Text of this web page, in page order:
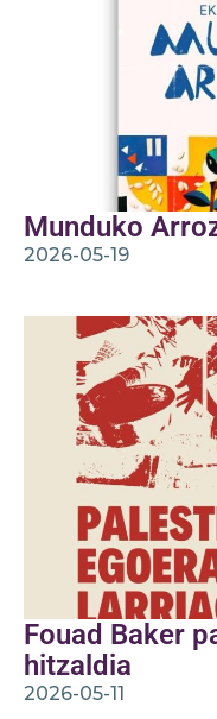
Munduko
2026-05-19
Fouad Baker
hitzaldia
2026-05-11